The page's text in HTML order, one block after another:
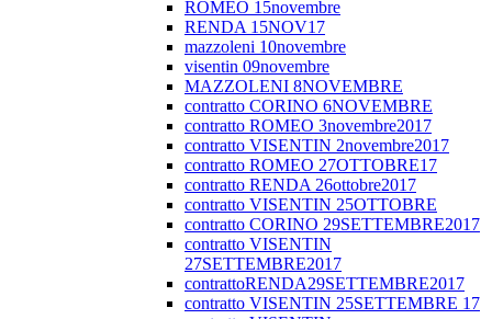
ROMEO 15novembre
RENDA 15NOV17
mazzoleni 10novembre
visentin 09novembre
MAZZOLENI 8NOVEMBRE
contratto CORINO 6NOVEMBRE
contratto ROMEO 3novembre2017
contratto VISENTIN 2novembre2017
contratto ROMEO 27OTTOBRE17
contratto RENDA 26ottobre2017
contratto VISENTIN 25OTTOBRE
contratto CORINO 29SETTEMBRE2017
contratto VISENTIN
27SETTEMBRE2017
contrattoRENDA29SETTEMBRE2017
contratto VISENTIN 25SETTEMBRE 17